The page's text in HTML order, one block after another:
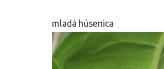
mladá húsenica